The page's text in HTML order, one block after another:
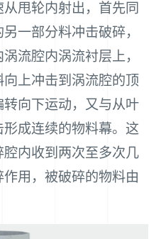
甩轮内射出，首先同
一部分料冲击破碎，
流腔内涡流衬层上，
上冲击到涡流腔的顶
向下运动，又与从叶
成连续的物料幕。这
内收到两次至多次几
用，被破碎的物料由